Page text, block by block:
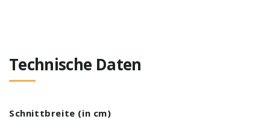
Technische Daten
Schnittbreite (in cm)